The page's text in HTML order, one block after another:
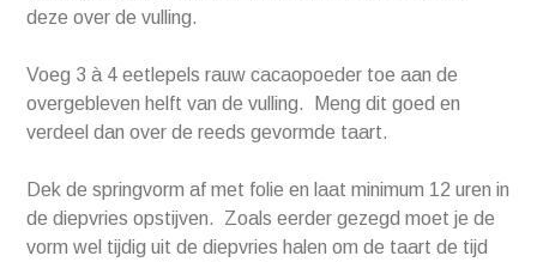
deze over de vulling.
Voeg 3 à 4 eetlepels rauw cacaopoeder toe aan de
overgebleven helft van de vulling. Meng dit goed en
verdeel dan over de reeds gevormde taart.
Dek de springvorm af met folie en laat minimum 12 uren in
de diepvries opstijven. Zoals eerder gezegd moet je de
vorm wel tijdig uit de diepvries halen om de taart de tijd